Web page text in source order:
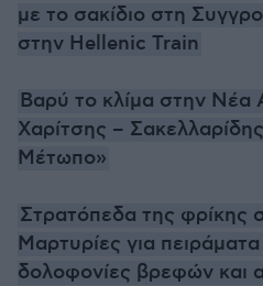
με το σακίδιο στη
στην Hellenic Train
Βαρύ το κλίμα στην Νέα
Χαρίτσης –
Μέτωπο»
Στρατόπεδα της φρίκης
Μαρτυρίες για
δολοφονίες βρεφών και